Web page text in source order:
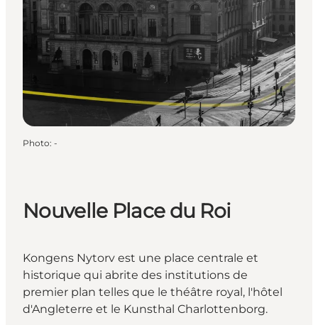
Photo: -
Nouvelle Place du Roi
Kongens Nytorv est une place centrale et
historique qui abrite des institutions de
premier plan telles que le théâtre royal, l'hôtel
d'Angleterre et le Kunsthal Charlottenborg.